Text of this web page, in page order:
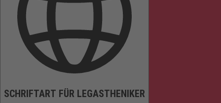
SCHRIFTART FÜR LEGASTHENIKER